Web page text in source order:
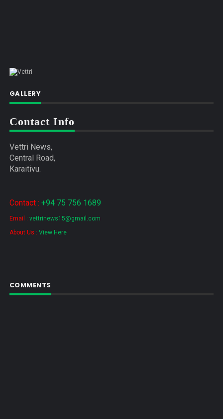
GALLERY
Contact Info
Vettri News,
Central Road,
Karaitivu.
Contact : +94 75 756 1689
Email : vettrinews15@gmail.com
About Us : View Here
COMMENTS